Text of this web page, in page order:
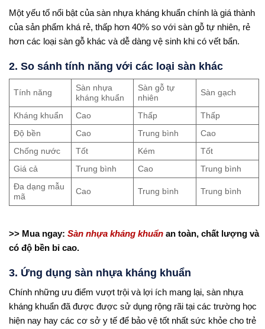
Một yếu tố nổi bật của sàn nhựa kháng khuẩn chính là giá thành
của sản phẩm khá rẻ, thấp hơn 40% so với sàn gỗ tự nhiên, rẻ
hơn các loại sàn gỗ khác và dễ dàng vệ sinh khi có vết bẩn.
2. So sánh tính năng với các loại sàn khác
Tính năng
Sàn nhựa
kháng khuẩn
Sàn gỗ tự
nhiên
Sàn gạch
Kháng khuẩn Cao Thấp
Thấp
Độ bền
Cao Trung bình
Cao
Chống nước
Tốt Kém
Tốt
Giá cả
Trung bình Cao
Trung bình
Đa dạng mẫu
mã
Cao Trung bình Trung bình
>> Mua ngay: Sàn nhựa kháng khuẩn an toàn, chất lượng và
có độ bền bỉ cao.
3. Ứng dụng sàn nhựa kháng khuẩn
Chính những ưu điểm vượt trội và lợi ích mang lại, sàn nhựa
kháng khuẩn đã được được sử dụng rộng rãi tại các trường học
hiện nay hay các cơ sở y tế để bảo vệ tốt nhất sức khỏe cho trẻ